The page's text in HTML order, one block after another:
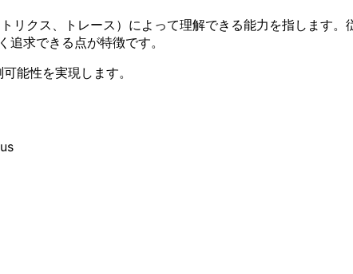
クス、トレース）によって理解できる能力を指します
求できる点が特徴です。
能性を実現します。